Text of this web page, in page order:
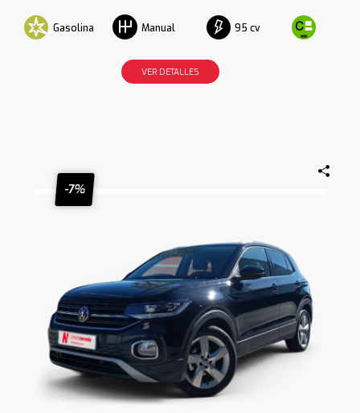
Gasolina Manual 95 cv
VER DETALLES
-7%